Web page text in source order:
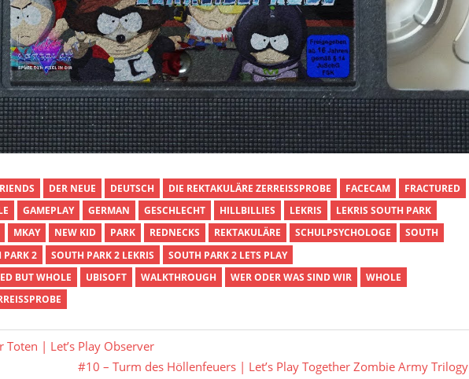
DER NEUE DEUTSCH DIE REKTAKULÄRE ZERREISSPROBE FACECAM
FRACTURED
GAMEPLAY GERMAN GESCHLECHT HILLBILLIES LEKRIS
LEKRIS SOUTH PARK
MKAY NEW KID PARK REDNECKS REKTAKULÄRE SCHULPSYCHOLOGE
SOUTH
PARK 2 SOUTH PARK 2 LEKRIS
SOUTH PARK 2 LETS PLAY
BUT WHOLE
UBISOFT WALKTHROUGH WER ODER WAS SIND WIR
WHOLE
| Let’s Play Observer
Nächster
#10 – Turm des Höllenfeuers | Let’s Play Together Zombie Army Trilogy